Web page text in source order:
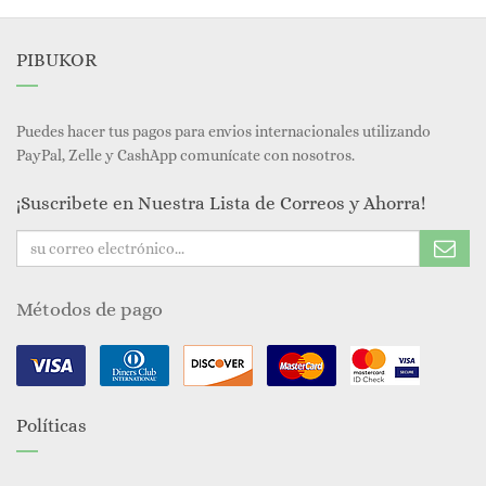
PIBUKOR
Puedes hacer tus pagos para envios internacionales utilizando
PayPal, Zelle y CashApp comunícate con nosotros.
¡Suscribete en Nuestra Lista de Correos y Ahorra!
Métodos de pago
Políticas